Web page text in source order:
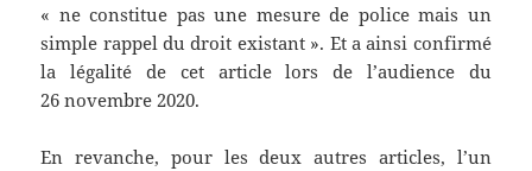
« ne constitue pas une mesure de police mais un
simple rappel du droit existant ». Et a ainsi confirmé
la légalité de cet article lors de l’audience du
26 novembre 2020.
En revanche, pour les deux autres articles, l’un